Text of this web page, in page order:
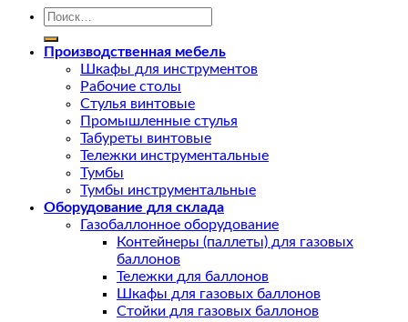
Искать:
Производственная мебель
Шкафы для инструментов
Рабочие столы
Стулья винтовые
Промышленные стулья
Табуреты винтовые
Тележки инструментальные
Тумбы
Тумбы инструментальные
Оборудование для склада
Газобаллонное оборудование
Контейнеры (паллеты) для газовых
баллонов
Тележки для баллонов
Шкафы для газовых баллонов
Стойки для газовых баллонов